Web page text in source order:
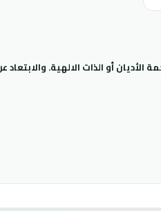
أو الذات الالهية. والابتعاد